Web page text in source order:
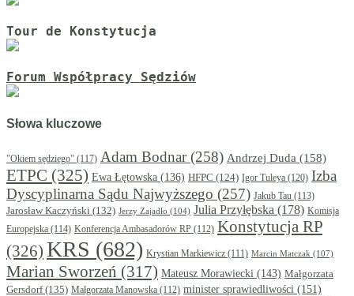
Tour de Konstytucja
Forum Współpracy Sędziów
Słowa kluczowe
"Okiem sędziego" (117) Adam Bodnar(258) Andrzej Duda (158)
ETPC (325) Ewa Łętowska (136) HFPC (124) Igor Tuleya (120) Izba
Dyscyplinarna Sądu Najwyższego (257) Jakub Tau (113)
Jarosław Kaczyński (132) Jerzy Zajadło (104) Julia Przyłębska (178) Komisja
Europejska (114) Konferencja Ambasadorów RP (112) Konstytucja RP
(326) KRS (682) Krystian Markiewicz (111) Marcin Matczak (107)
Marian Sworzeń (317) Mateusz Morawiecki (143) Małgorzata
Gersdorf(135) Małgorzata Manowska (112) minister sprawiedliwości (151)